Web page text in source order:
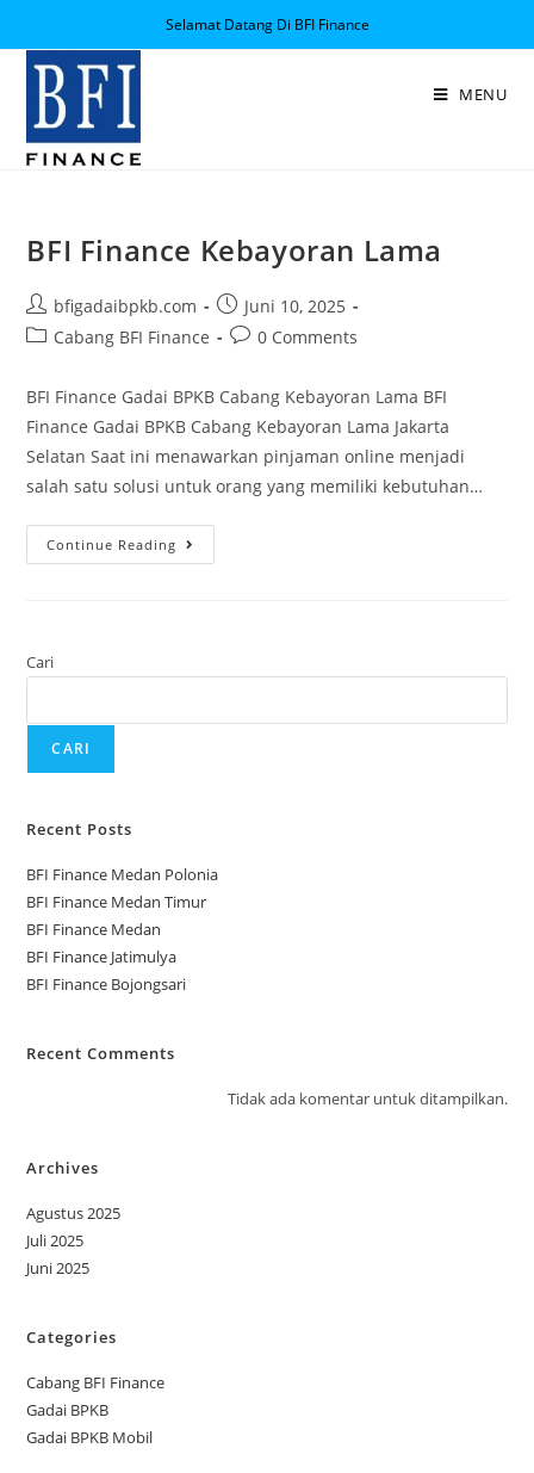
Selamat Datang Di BFI Finance
MENU
BFI Finance Kebayoran Lama
bfigadaibpkb.com
Juni 10, 2025
Cabang BFI Finance
0 Comments
BFI Finance Gadai BPKB Cabang Kebayoran Lama BFI
Finance Gadai BPKB Cabang Kebayoran Lama Jakarta
Selatan Saat ini menawarkan pinjaman online menjadi
salah satu solusi untuk orang yang memiliki kebutuhan…
Continue Reading
Cari
CARI
Recent Posts
BFI Finance Medan Polonia
BFI Finance Medan Timur
BFI Finance Medan
BFI Finance Jatimulya
BFI Finance Bojongsari
Recent Comments
Tidak ada komentar untuk ditampilkan.
Archives
Agustus 2025
Juli 2025
Juni 2025
Categories
Cabang BFI Finance
Gadai BPKB
Gadai BPKB Mobil